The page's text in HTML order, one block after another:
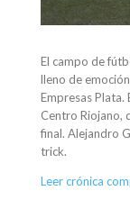
El campo de
lleno de
Empresas
Centro Riojano,
final. Alejandro
trick.
Leer crónica